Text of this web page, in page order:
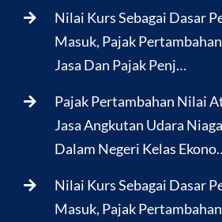
Nilai Kurs Sebagai Dasar
Masuk, Pajak
Jasa Dan Pajak Penj…
Pajak Pertambahan Nilai
Jasa Angkutan Udara
Dalam Negeri Kelas
Nilai Kurs Sebagai Dasar
Masuk, Pajak